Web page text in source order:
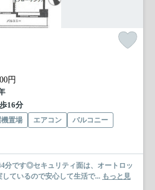
円
16分
置場 エアコン
バルコニー
分です◎セキュリティ面は、オートロッ
ているので安心して生活で... もっと見